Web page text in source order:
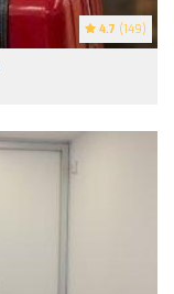
4.7 (149)